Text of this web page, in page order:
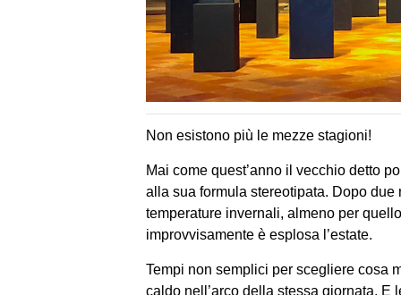
Non esistono più le mezze stagioni!
Mai come quest’anno il vecchio detto
alla sua formula stereotipata. Dopo
temperature invernali, almeno per
improvvisamente è esplosa l’estate.
Tempi non semplici per scegliere cosa
caldo nell’arco della stessa giornata.